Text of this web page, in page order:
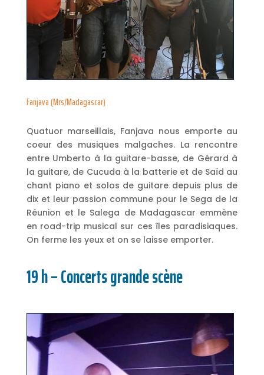
Fanjava (Mrs/Madagascar)
Quatuor marseillais, Fanjava nous emporte au
coeur des musiques malgaches. La rencontre
entre Umberto à la guitare-basse, de Gérard à
la guitare, de Cucuda à la batterie et de Saïd au
chant piano et solos de guitare depuis plus de
dix et leur passion commune pour le Sega de la
Réunion et le Salega de Madagascar emmène
en road-trip musical sur ces îles paradisiaques.
On ferme les yeux et on se laisse emporter.
19 h – Concerts grande scène